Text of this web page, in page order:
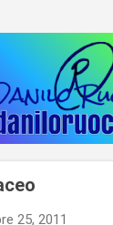
25, 2011